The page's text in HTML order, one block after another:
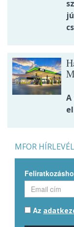
MFOR HÍRLEVÉL
Az